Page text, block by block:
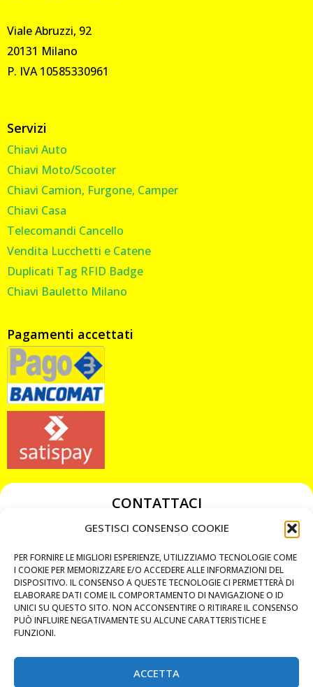
GESTISCI CONSENSO COOKIE
PER FORNIRE LE MIGLIORI ESPERIENZE, UTILIZZIAMO TECNOLOGIE COME
I COOKIE PER MEMORIZZARE E/O ACCEDERE ALLE INFORMAZIONI DEL
DISPOSITIVO. IL CONSENSO A QUESTE TECNOLOGIE CI PERMETTERÀ DI
ELABORARE DATI COME IL COMPORTAMENTO DI NAVIGAZIONE O ID
UNICI SU QUESTO SITO. NON ACCONSENTIRE O RITIRARE IL CONSENSO
PUÒ INFLUIRE NEGATIVAMENTE SU ALCUNE CARATTERISTICHE E
FUNZIONI.
ACCETTA
Viale Abruzzi, 92
20131 Milano
P. IVA 10585330961
Servizi
Chiavi Auto
Chiavi Moto/Scooter
Chiavi Camion, Furgone, Camper
Chiavi Casa
Telecomandi Cancello
Vendita Lucchetti e Catene
Duplicati Tag RFID Badge
Chiavi Bauletto Milano
Pagamenti accettati
CONTATTACI
349 3863811
chiavicodificate@gmail.com
Privacy Policy
Cookie Policy
MAPS